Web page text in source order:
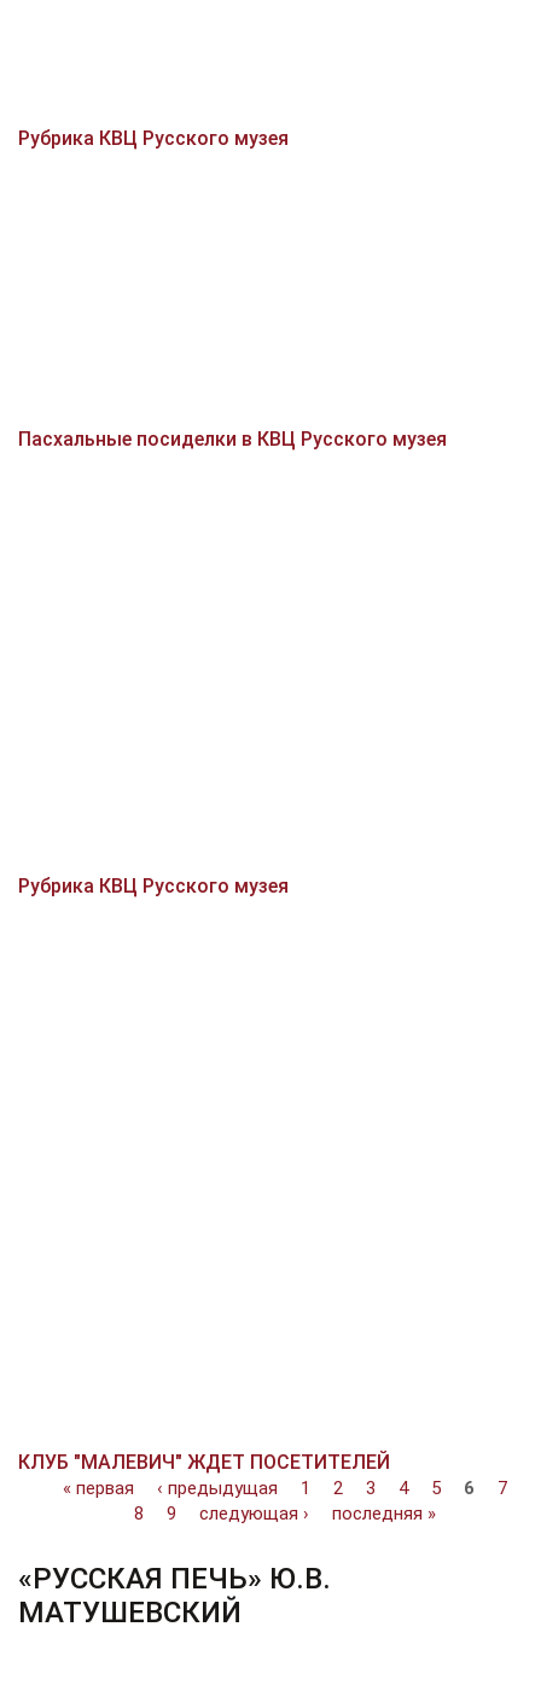
Рубрика КВЦ Русского музея
Пасхальные посиделки в КВЦ Русского музея
Рубрика КВЦ Русского музея
КЛУБ "МАЛЕВИЧ" ЖДЕТ ПОСЕТИТЕЛЕЙ
Страницы
« первая ‹ предыдущая 1 2 3 4 5 6
7
8
9 следующая › последняя »
«РУССКАЯ ПЕЧЬ» Ю.В.
МАТУШЕВСКИЙ